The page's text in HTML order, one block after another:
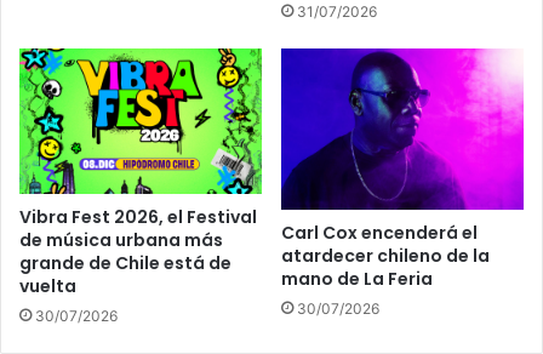
31/07/2026
Vibra Fest 2026, el Festival
de música urbana más
grande de Chile está de
vuelta
30/07/2026
Carl Cox encenderá el
atardecer chileno de la
mano de La Feria
30/07/2026